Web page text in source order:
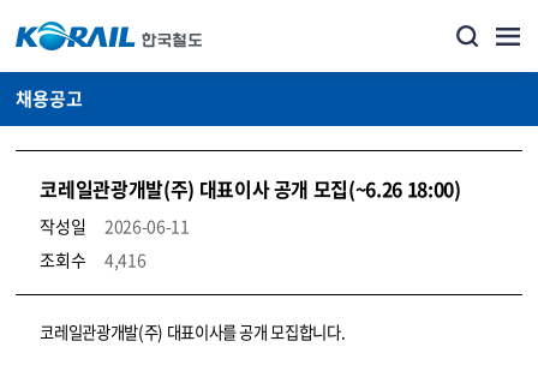
채용공고
코레일관광개발(주) 대표이사 공개 모집(~6.26 18:00)
작성일
2026-06-11
조회수
4,416
코레일소개_경영공시_채용공고 상세보기 – 내용, 파일, 담당자 연락처로 구성
코레일관광개발(주) 대표이사를 공개 모집합니다.